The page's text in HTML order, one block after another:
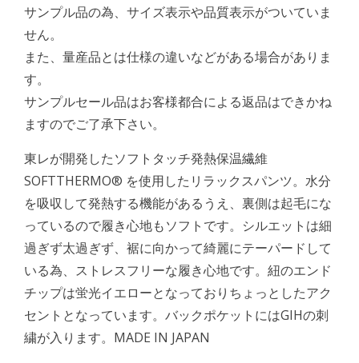
サンプル品の為、サイズ表示や品質表示がついていま
せん。
また、量産品とは仕様の違いなどがある場合がありま
す。
サンプルセール品はお客様都合による返品はできかね
ますのでご了承下さい。
東レが開発したソフトタッチ発熱保温繊維
SOFTTHERMO® を使用したリラックスパンツ。水分
を吸収して発熱する機能があるうえ、裏側は起毛にな
っているので履き心地もソフトです。シルエットは細
過ぎず太過ぎず、裾に向かって綺麗にテーパードして
いる為、ストレスフリーな履き心地です。紐のエンド
チップは蛍光イエローとなっておりちょっとしたアク
セントとなっています。バックポケットにはGIHの刺
繍が入ります。MADE IN JAPAN